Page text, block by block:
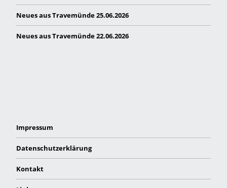
Neues aus Travemünde 25.06.2026
Neues aus Travemünde 22.06.2026
Impressum
Datenschutzerklärung
Kontakt